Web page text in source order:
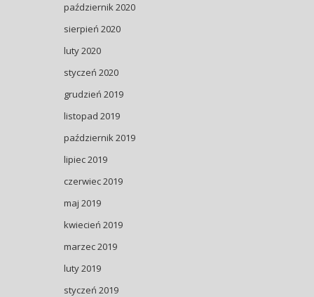
październik 2020
sierpień 2020
luty 2020
styczeń 2020
grudzień 2019
listopad 2019
październik 2019
lipiec 2019
czerwiec 2019
maj 2019
kwiecień 2019
marzec 2019
luty 2019
styczeń 2019